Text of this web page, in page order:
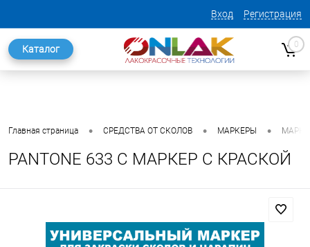
Вход Регистрация
Каталог 0
Главная страница • СРЕДСТВА ОТ СКОЛОВ • МАРКЕРЫ •
PANTONE 633 C МАРКЕР С КРАСКОЙ